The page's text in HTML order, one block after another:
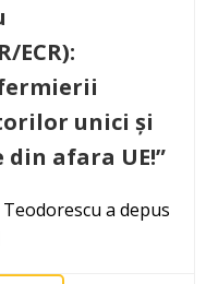
ECR):
unici și
afara UE!”
a depus